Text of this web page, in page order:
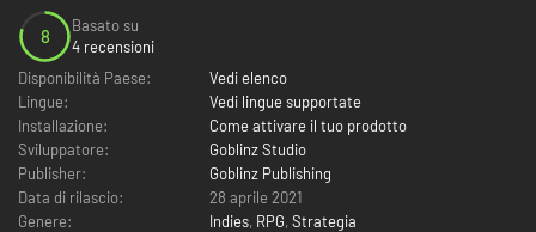
8
Basato su
4 recensioni
Disponibilità Paese:
Vedi elenco
Lingue:
Vedi lingue supportate
Installazione:
Come attivare il tuo prodotto
Sviluppatore:
Goblinz Studio
Publisher:
Goblinz Publishing
Data di rilascio:
28 aprile 2021
Genere:
Indies, RPG, Strategia